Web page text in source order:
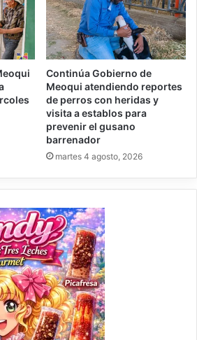
Continúa Gobierno de
Meoqui atendiendo reportes
de perros con heridas y
visita a establos para
prevenir el gusano
barrenador
martes 4 agosto, 2026